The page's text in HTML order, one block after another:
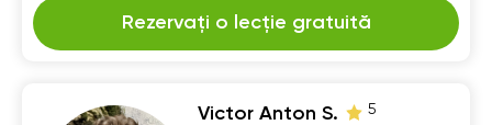
Rezervați o lecție gratuită
Victor Anton S. 5